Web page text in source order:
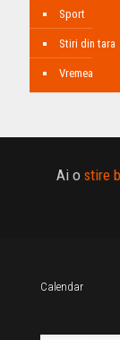
Sport
Stiri din tara
Vremea
Ai o stire
Calendar